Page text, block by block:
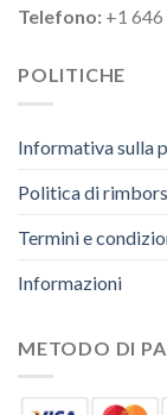
Telefono: +1
POLITICHE
Informativa sulla
Politica di
Termini e
Informazioni
METODO DI